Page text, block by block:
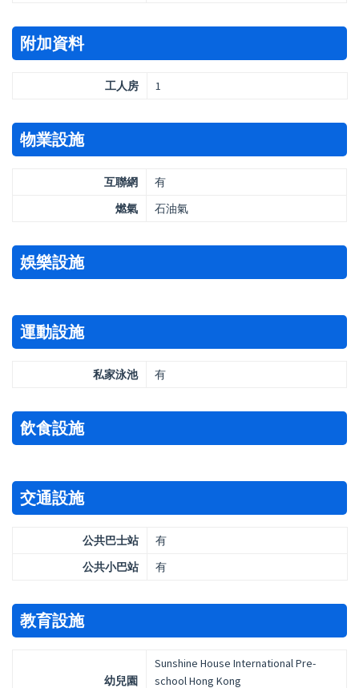
附加資料
工人房 1
物業設施
互聯網
有
燃氣
石油氣
娛樂設施
運動設施
私家泳池 有
飲食設施
交通設施
公共巴士站
有
公共小巴站
有
教育設施
幼兒園
Sunshine House International Pre-
school Hong Kong